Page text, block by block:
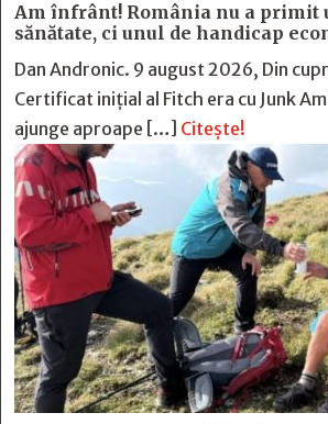
Am înfrânt! România nu a primit
sănătate, ci unul de handicap
Dan Andronic. 9 august 2026, Din
Certificat inițial al Fitch era cu Junk
ajunge aproape […] Citește!